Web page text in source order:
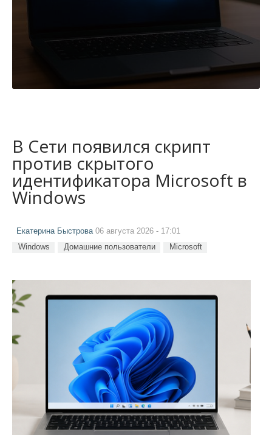
В Сети появился скрипт
против скрытого
идентификатора Microsoft в
Windows
Екатерина Быстрова06 августа 2026 - 17:01
Windows Домашние пользователи Microsoft